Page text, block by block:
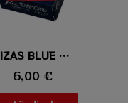
Vista rápidaTIZAS BLUE DIAMOND
6,00 €